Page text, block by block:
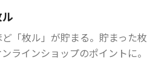
「枚ル」が貯まる。貯まった枚
ラインショップのポイントに。